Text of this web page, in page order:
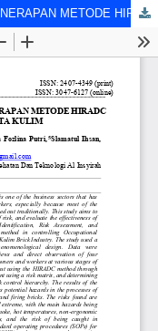
MANAJEMEN RISIKO K3 MELALUI PENERAPAN METODE HIRADC PADA INDUSTRI BATU BATA KULIM